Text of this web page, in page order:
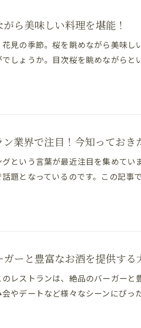
ら美味しい料理を堪能！
見の季節。桜を眺めながら美味
でしょうか。目次桜を眺めながら
ン業界で注目！今知っておき
という言葉が最近注目を集めてい
題となっているのです。この記
ガーと豊富なお酒を提供する
レストランは、絶品のバーガー
やデートなど様々なシーンにぴ